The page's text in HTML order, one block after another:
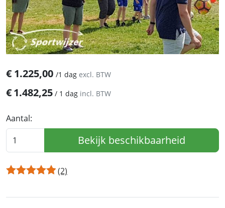
€ 1.225,00 /1 dag excl. BTW
€1.482,25 / 1 dag incl. BTW
Aantal:
Bekijk beschikbaarheid
(2)